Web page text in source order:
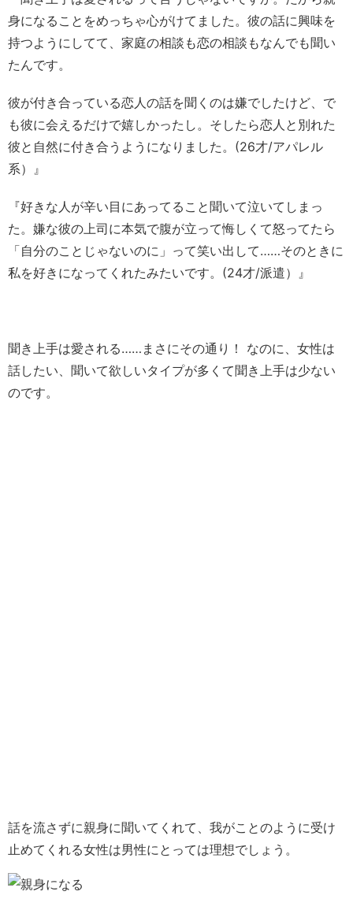
身になることをめっちゃ心がけてました。彼の話に興味を
持つようにしてて、家庭の相談も恋の相談もなんでも聞い
たんです。
彼が付き合っている恋人の話を聞くのは嫌でしたけど、で
も彼に会えるだけで嬉しかったし。そしたら恋人と別れた
彼と自然に付き合うようになりました。(26才/アパレル
系）』
『好きな人が辛い目にあってること聞いて泣いてしまっ
た。嫌な彼の上司に本気で腹が立って悔しくて怒ってたら
「自分のことじゃないのに」って笑い出して……そのときに
私を好きになってくれたみたいです。(24才/派遣）』
聞き上手は愛される……まさにその通り！ なのに、女性は
話したい、聞いて欲しいタイプが多くて聞き上手は少ない
のです。
話を流さずに親身に聞いてくれて、我がことのように受け
止めてくれる女性は男性にとっては理想でしょう。